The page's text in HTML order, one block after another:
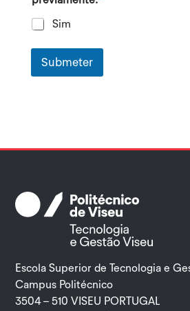
Sim
Submeter
Escola Superior de Tecnologia e
Campus Politécnico
3504 – 510 VISEU PORTUGAL